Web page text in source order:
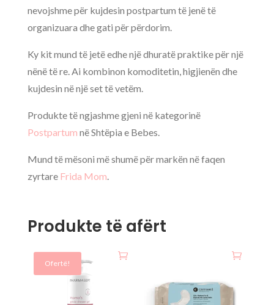
nevojshme për kujdesin postpartum të jenë të
organizuara dhe gati për përdorim.
Ky kit mund të jetë edhe një dhuratë praktike për një
nënë të re. Ai kombinon komoditetin, higjienën dhe
kujdesin në një set të vetëm.
Produkte të ngjashme gjeni në kategorinë
Postpartum në Shtëpia e Bebes.
Mund të mësoni më shumë për markën në faqen
zyrtare Frida Mom.
Produkte të afërt
Ofertë!